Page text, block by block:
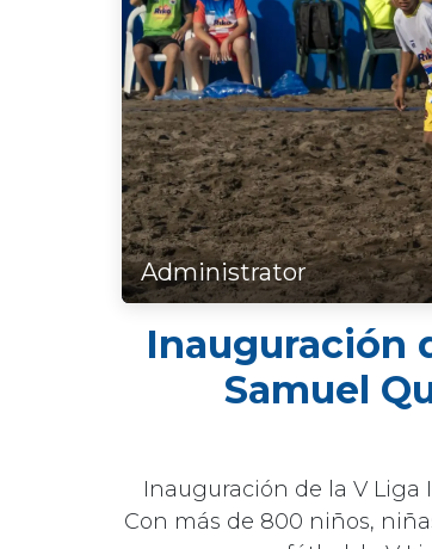
Administrator
Inauguración
Samuel
Inauguración de la V Liga
Con más de 800 niños,